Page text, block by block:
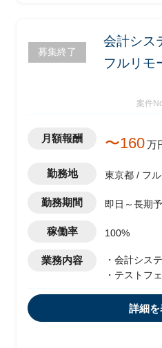
の洗い出し
ドクライア
基にしたブ
-WBS(タイ
-WBS登録
援
-RFP作成
募集終了
会計シス
フルリモ
案件
月額報酬 〜160万
勤務地 東京都 / フ
勤務期間 即日～長期
稼働率 100%
業務内容
・会計シス
・テストフ
・移行に際
を対応予定
-顧客・他
詳細を